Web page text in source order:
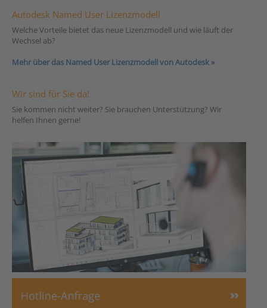
Autodesk Named User Lizenzmodell
Welche Vorteile bietet das neue Lizenzmodell und wie läuft der
Wechsel ab?
Mehr über das Named User Lizenzmodell von Autodesk »
Wir sind für Sie da!
Sie kommen nicht weiter? Sie brauchen Unterstützung? Wir
helfen Ihnen gerne!